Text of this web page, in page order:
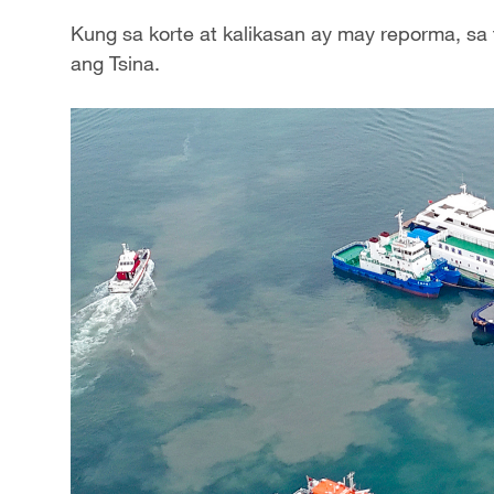
Kung sa korte at kalikasan ay may reporma,
ang Tsina.